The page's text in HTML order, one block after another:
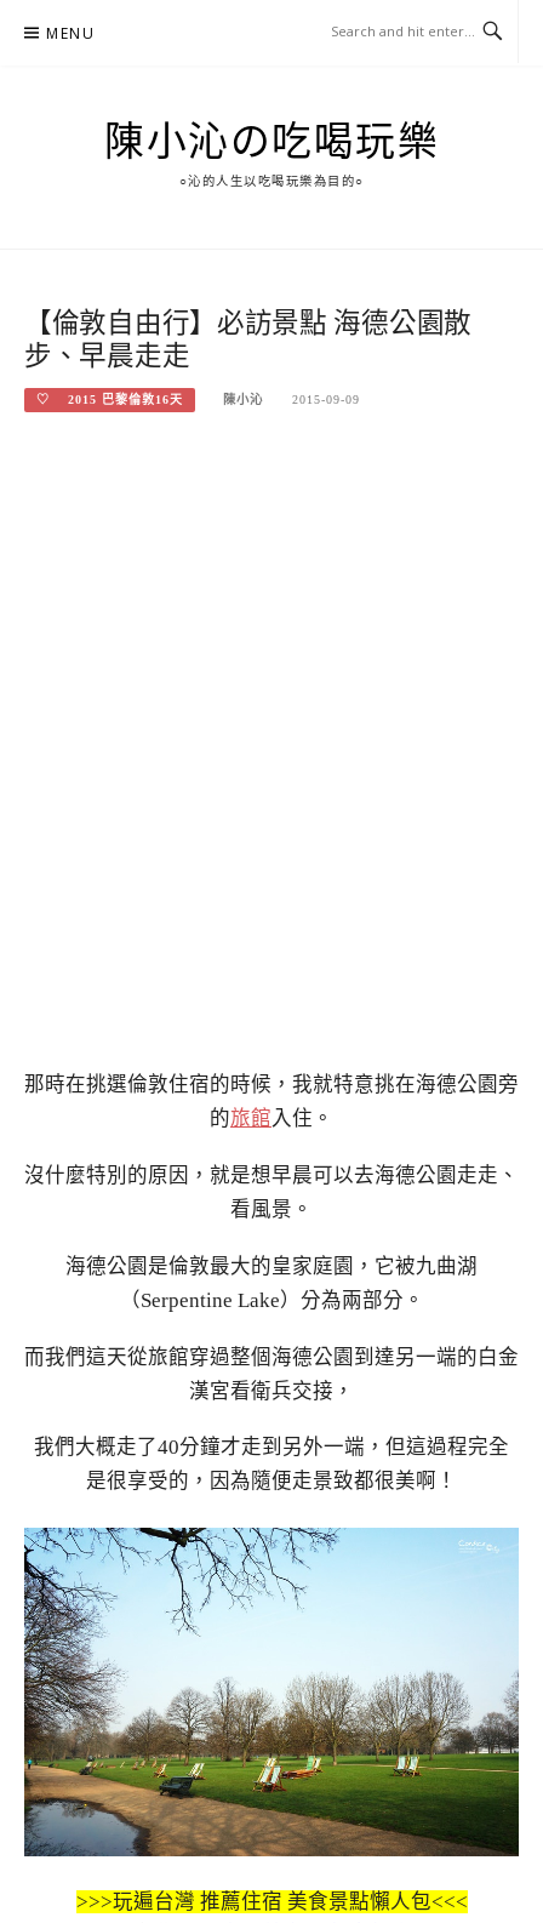
MENU
陳小沁の吃喝玩樂
○沁的人生以吃喝玩樂為目的○
【倫敦自由行】必訪景點 海德公園散
步、早晨走走
♡ 2015 巴黎倫敦16天 陳小沁 2015-09-09
那時在挑選倫敦住宿的時候，我就特意挑在海德公園旁
的旅館入住。
沒什麼特別的原因，就是想早晨可以去海德公園走走、
看風景。
海德公園是倫敦最大的皇家庭園，它被九曲湖
（Serpentine Lake）分為兩部分。
而我們這天從旅館穿過整個海德公園到達另一端的白金
漢宮看衛兵交接，
我們大概走了40分鐘才走到另外一端，但這過程完全
是很享受的，因為隨便走景致都很美啊！
>>>玩遍台灣 推薦住宿 美食景點懶人包<<<